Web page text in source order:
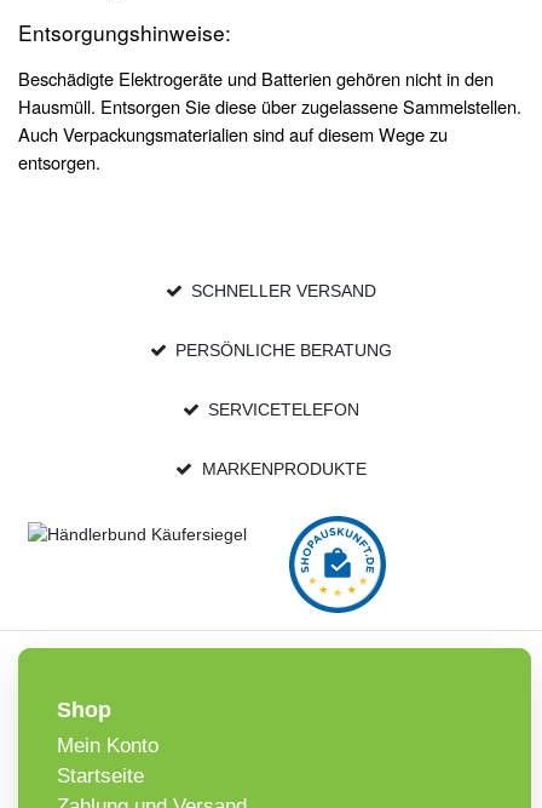
Entsorgungshinweise:
Beschädigte Elektrogeräte und Batterien gehören nicht in den
Hausmüll. Entsorgen Sie diese über zugelassene Sammelstellen.
Auch Verpackungsmaterialien sind auf diesem Wege zu
entsorgen.
SCHNELLER VERSAND
PERSÖNLICHE BERATUNG
SERVICETELEFON
MARKENPRODUKTE
Shop
Mein Konto
Startseite